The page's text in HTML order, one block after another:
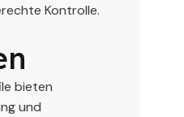
Kontrolle.
bieten
und